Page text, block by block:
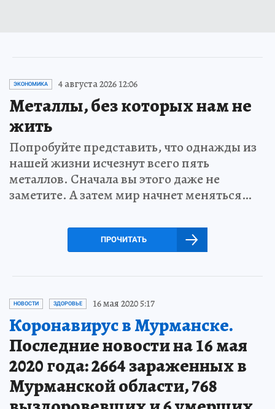
ЭКОНОМИКА 4 августа 2026 12:06
Металлы, без которых нам не
жить
Попробуйте представить, что однажды из
нашей жизни исчезнут всего пять
металлов. Сначала вы этого даже не
заметите. А затем мир начнет меняться…
ПРОЧИТАТЬ
НОВОСТИ ЗДОРОВЬЕ 16 мая 2020 5:17
Коронавирус в Мурманске.
Последние новости на 16 мая
2020 года: 2664 зараженных в
Мурманской области, 768